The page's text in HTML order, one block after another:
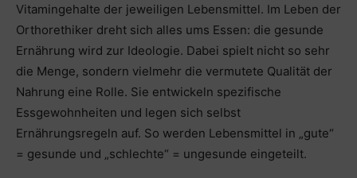
Vitamingehalte der jeweiligen Lebensmittel. Im Leben der
Orthorethiker dreht sich alles ums Essen: die gesunde
Ernährung wird zur Ideologie. Dabei spielt nicht so sehr
die Menge, sondern vielmehr die vermutete Qualität der
Nahrung eine Rolle. Sie entwickeln spezifische
Essgewohnheiten und legen sich selbst
Ernährungsregeln auf. So werden Lebensmittel in „gute“
= gesunde und „schlechte“ = ungesunde eingeteilt.